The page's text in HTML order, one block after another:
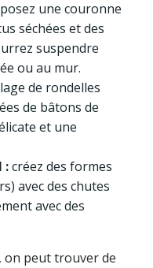
une couronne
séchées et des
suspendre
ou au mur.
de rondelles
de bâtons de
et une
:créez des formes
avec des chutes
avec des
on peut trouver de